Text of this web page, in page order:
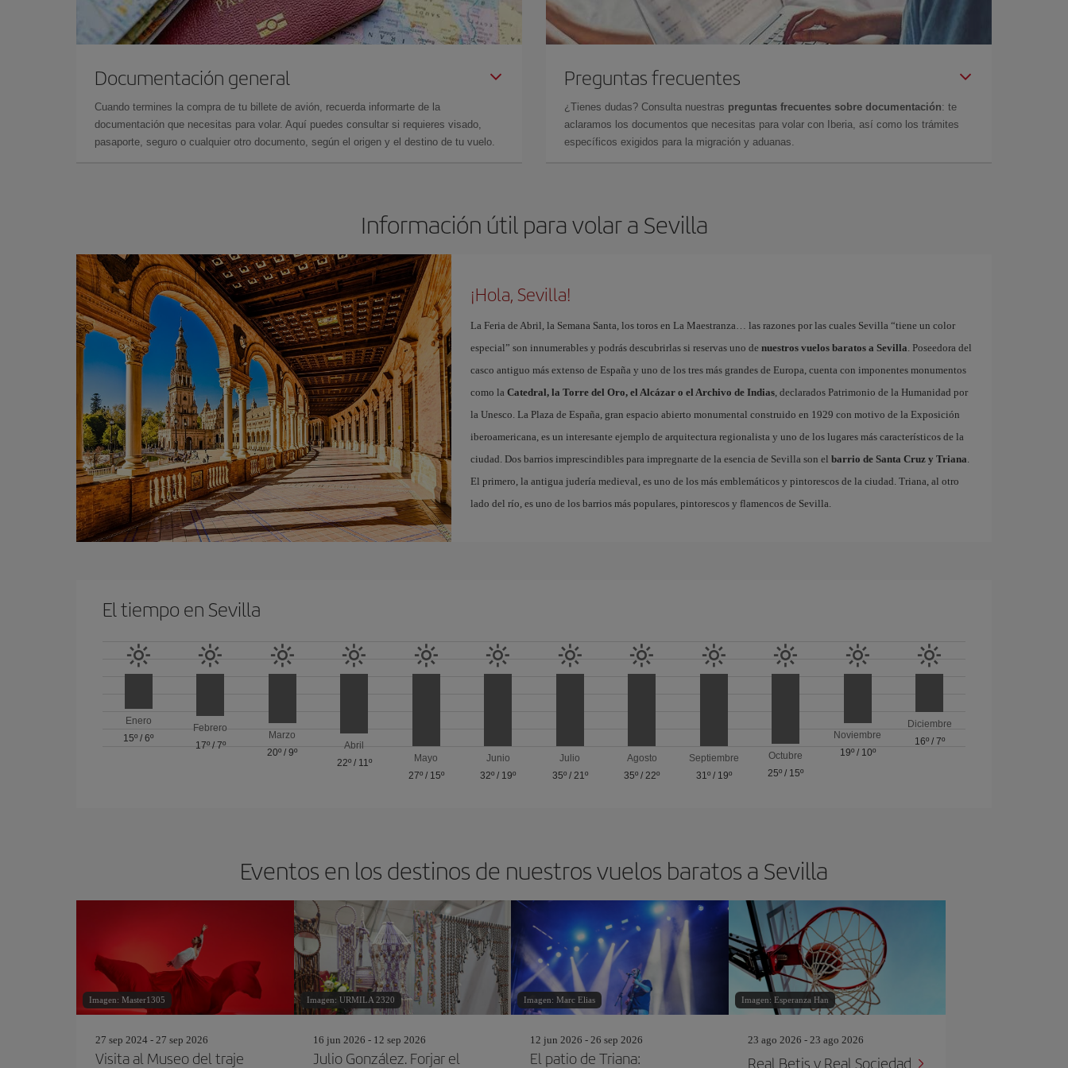
Documentación general
Cuando termines la compra de tu billete de avión, recuerda informarte de la
documentación que necesitas para volar. Aquí puedes consultar si requieres visado,
pasaporte, seguro o cualquier otro documento, según el origen y el destino de tu vuelo.
Preguntas frecuentes
¿Tienes dudas? Consulta nuestras preguntas frecuentes sobre documentación: te
aclaramos los documentos que necesitas para volar con Iberia, así como los trámites
específicos exigidos para la migración y aduanas.
Información útil para volar a Sevilla
¡Hola, Sevilla!
La Feria de Abril, la Semana Santa, los toros en La Maestranza… las razones por las cuales Sevilla “tiene un color
especial” son innumerables y podrás descubrirlas si reservas uno de nuestros vuelos baratos a Sevilla. Poseedora del
casco antiguo más extenso de España y uno de los tres más grandes de Europa, cuenta con imponentes monumentos
como la Catedral, la Torre del Oro, el Alcázar o el Archivo de Indias, declarados Patrimonio de la Humanidad por
la Unesco. La Plaza de España, gran espacio abierto monumental construido en 1929 con motivo de la Exposición
iberoamericana, es un interesante ejemplo de arquitectura regionalista y uno de los lugares más característicos de la
ciudad. Dos barrios imprescindibles para impregnarte de la esencia de Sevilla son el barrio de Santa Cruz y Triana.
El primero, la antigua judería medieval, es uno de los más emblemáticos y pintorescos de la ciudad. Triana, al otro
lado del río, es uno de los barrios más populares, pintorescos y flamencos de Sevilla.
El tiempo en Sevilla
Enero
15º /6º
Febrero
17º/ 7º
Marzo
20º /9º
Abril
22º/ 11º
Mayo
27º/ 15º
Junio
32º / 19º
Julio
35º/ 21º
Agosto
35º /22º
Septiembre
31º/ 19º
Octubre
25º / 15º
Noviembre
19º/ 10º
Diciembre
16º/ 7º
Eventos en los destinos de nuestros vuelos baratos a Sevilla
Imagen: Master1305
27 sep 2024 - 27 sep 2026
Visita al Museo del traje
Imagen: URMILA 2320
16 jun 2026 - 12 sep 2026
Julio González. Forjar el
Imagen: Marc Elias
12 jun 2026 - 26 sep 2026
El patio de Triana:
Imagen: Esperanza Han
23 ago 2026 - 23 ago 2026
Real Betis v Real Sociedad